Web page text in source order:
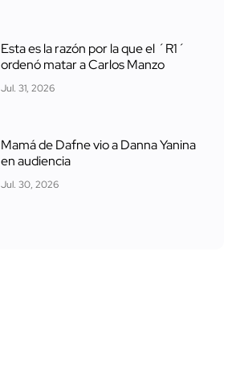
Esta es la razón por la que el ´R1´
ordenó matar a Carlos Manzo
Jul. 31, 2026
Mamá de Dafne vio a Danna Yanina
en audiencia
Jul. 30, 2026